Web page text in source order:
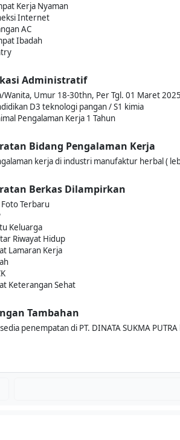
Kerja Nyaman
Internet
AC
Ibadah
Administratif
Wanita, Umur 18-30thn, Per Tgl. 01 Maret 2025
D3 teknologi pangan / S1 kimia
Pengalaman Kerja 1 Tahun
Bidang Pengalaman Kerja
kerja di industri manufaktur herbal (
Berkas Dilampirkan
Foto Terbaru
Keluarga
Riwayat Hidup
Lamaran Kerja
Keterangan Sehat
Tambahan
penempatan di PT. DINATA SUKMA